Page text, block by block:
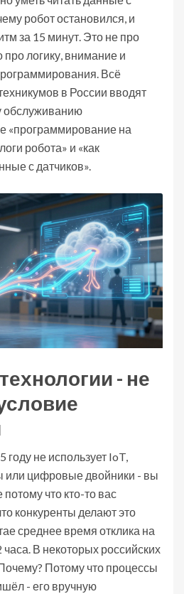
робот остановился, и
за 15 минут. Это не про
логику, внимание и
Всё
в России вводят
обслуживанию
«программирование на
робота» и «как
с датчиков».
- не
не использует IoT,
цифровые двойники - вы
что кто-то вас
конкуренты делают это
среднее время отклика на
часа. В некоторых российских
Потому что процессы
- его вручную